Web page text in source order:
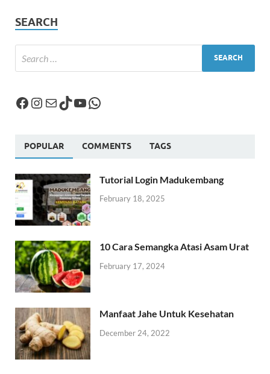
SEARCH
POPULAR COMMENTS TAGS
Tutorial Login Madukembang
February 18, 2025
10 Cara Semangka Atasi Asam Urat
February 17, 2024
Manfaat Jahe Untuk Kesehatan
December 24, 2022